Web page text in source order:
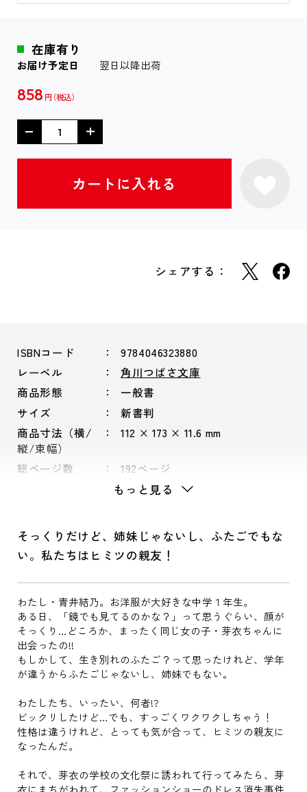
在庫有り
お届け予定日 翌日以降出荷
858 円
シェアする：
ISBNコード
9784046323880
レーベル
角川つばさ文庫
商品形態
一般書
サイズ
新書判
商品寸法（横/
縦/束幅）
112 × 173 × 11.6 mm
総ページ数 192ページ
もっと見る
そっくりだけど、姉妹じゃないし、ふたごでもな
い。私たちはヒミツの親友！
わたし・青井結乃。お洋服が大好きな中学１年生。
ある日、「鏡でも見てるのかな？」って思うぐらい、顔が
そっくり…どころか、まったく同じ女の子・芽衣ちゃんに
出会ったの!!
もしかして、生き別れのふたご？って思ったけれど、学年
が違うからふたごじゃないし、姉妹でもない。
わたしたち、いったい、何者!?
ビックリしたけど…でも、すっごくワクワクしちゃう！
性格は違うけれど、とっても気が合って、ヒミツの親友に
なったんだ。
それで、芽衣の学校の文化祭に誘われて行ってみたら、芽